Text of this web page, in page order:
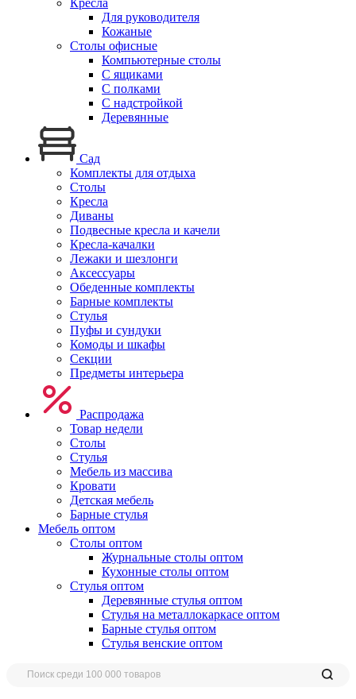
Кресла
Для руководителя
Кожаные
Столы офисные
Компьютерные столы
С ящиками
С полками
С надстройкой
Деревянные
Сад
Комплекты для отдыха
Столы
Кресла
Диваны
Подвесные кресла и качели
Кресла-качалки
Лежаки и шезлонги
Аксессуары
Обеденные комплекты
Барные комплекты
Стулья
Пуфы и сундуки
Комоды и шкафы
Секции
Предметы интерьера
Распродажа
Товар недели
Столы
Стулья
Мебель из массива
Кровати
Детская мебель
Барные стулья
Мебель оптом
Столы оптом
Журнальные столы оптом
Кухонные столы оптом
Стулья оптом
Деревянные стулья оптом
Стулья на металлокаркасе оптом
Барные стулья оптом
Стулья венские оптом